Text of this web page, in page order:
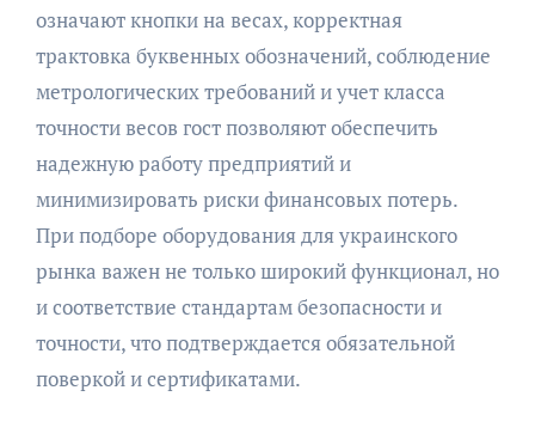
означают кнопки на весах, корректная
трактовка буквенных обозначений, соблюдение
метрологических требований и учет класса
точности весов гост позволяют обеспечить
надежную работу предприятий и
минимизировать риски финансовых потерь.
При подборе оборудования для украинского
рынка важен не только широкий функционал, но
и соответствие стандартам безопасности и
точности, что подтверждается обязательной
поверкой и сертификатами.